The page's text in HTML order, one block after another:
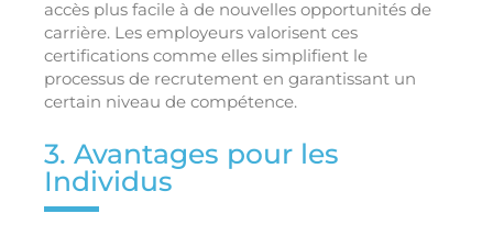
accès plus facile à de nouvelles opportunités de
carrière. Les employeurs valorisent ces
certifications comme elles simplifient le
processus de recrutement en garantissant un
certain niveau de compétence.
3. Avantages pour les
Individus